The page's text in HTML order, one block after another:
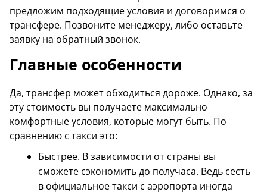
предложим подходящие условия и договоримся о
трансфере. Позвоните менеджеру, либо оставьте
заявку на обратный звонок.
Главные особенности
Да, трансфер может обходиться дороже. Однако, за
эту стоимость вы получаете максимально
комфортные условия, которые могут быть. По
сравнению с такси это:
Быстрее. В зависимости от страны вы
сможете сэкономить до получаса. Ведь сесть
в официальное такси с аэропорта иногда